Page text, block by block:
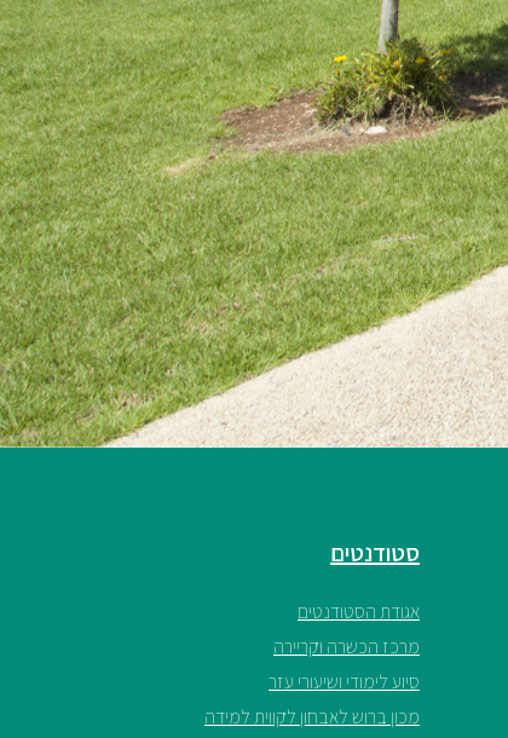
סטודנטים
אגודת הסטודנטים
מרכז הכשרה וקריירה
סיוע לימודי ושיעורי עזר
מכון ברוש לאבחון לקווית למידה